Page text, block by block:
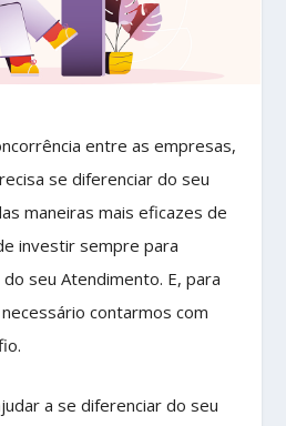
entre as empresas,
se diferenciar do seu
maneiras mais eficazes de
investir sempre para
seu Atendimento. E, para
contarmos com
a se diferenciar do seu